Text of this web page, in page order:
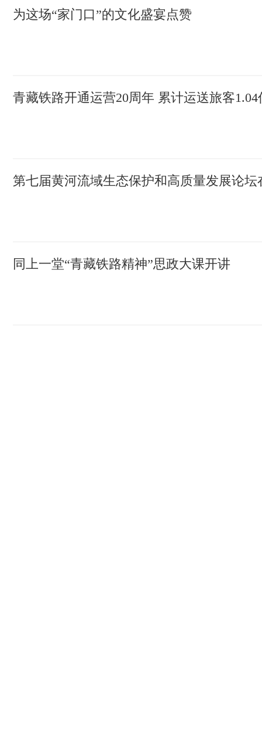
为这场“家门口”的文化盛宴点赞
青藏铁路开通运营20周年 累计运送旅客1.04
第七届黄河流域生态保护和高质量发展论坛
同上一堂“青藏铁路精神”思政大课开讲